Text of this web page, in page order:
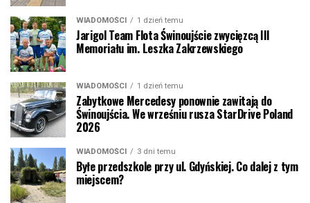
WIADOMOŚCI 1 dzień temu
Jarigol Team Flota Świnoujście zwycięzcą III
Memoriału im. Leszka Zakrzewskiego
WIADOMOŚCI 1 dzień temu
Zabytkowe Mercedesy ponownie zawitają do
Świnoujścia. We wrześniu rusza StarDrive Poland
2026
WIADOMOŚCI 3 dni temu
Byłe przedszkole przy ul. Gdyńskiej. Co dalej z tym
miejscem?